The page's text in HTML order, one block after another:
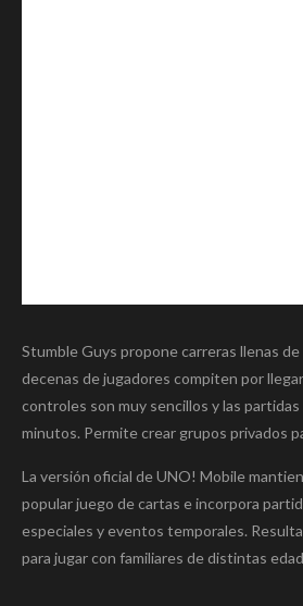
Stumble Guys propone carreras llenas
decenas de jugadores compiten por
controles son muy sencillos y las
minutos. Permite crear grupos privados
La versión oficial de UNO! Mobile
popular juego de cartas e incorpora
especiales y eventos temporales.
para jugar con familiares de distintas